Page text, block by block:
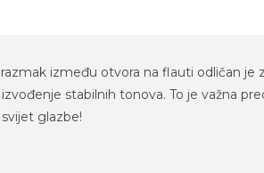
između otvora na flauti odličan je
stabilnih tonova. To je važna
glazbe!